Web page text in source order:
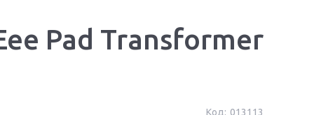
Pad Transformer
Код: 013113